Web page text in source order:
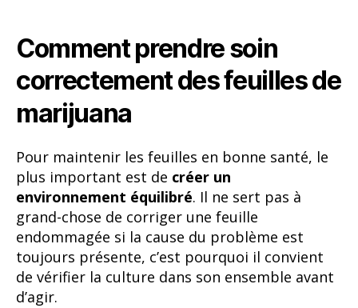
Comment prendre soin
correctement des feuilles de
marijuana
Pour maintenir les feuilles en bonne santé, le
plus important est de créer un
environnement équilibré. Il ne sert pas à
grand-chose de corriger une feuille
endommagée si la cause du problème est
toujours présente, c’est pourquoi il convient
de vérifier la culture dans son ensemble avant
d’agir.